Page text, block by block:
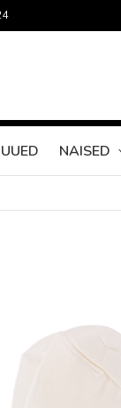
UUED NAISED